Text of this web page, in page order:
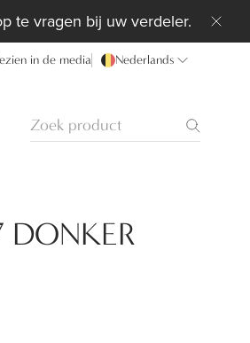
te vragen bij uw verdeler.
in de media Nederlands
DONKER